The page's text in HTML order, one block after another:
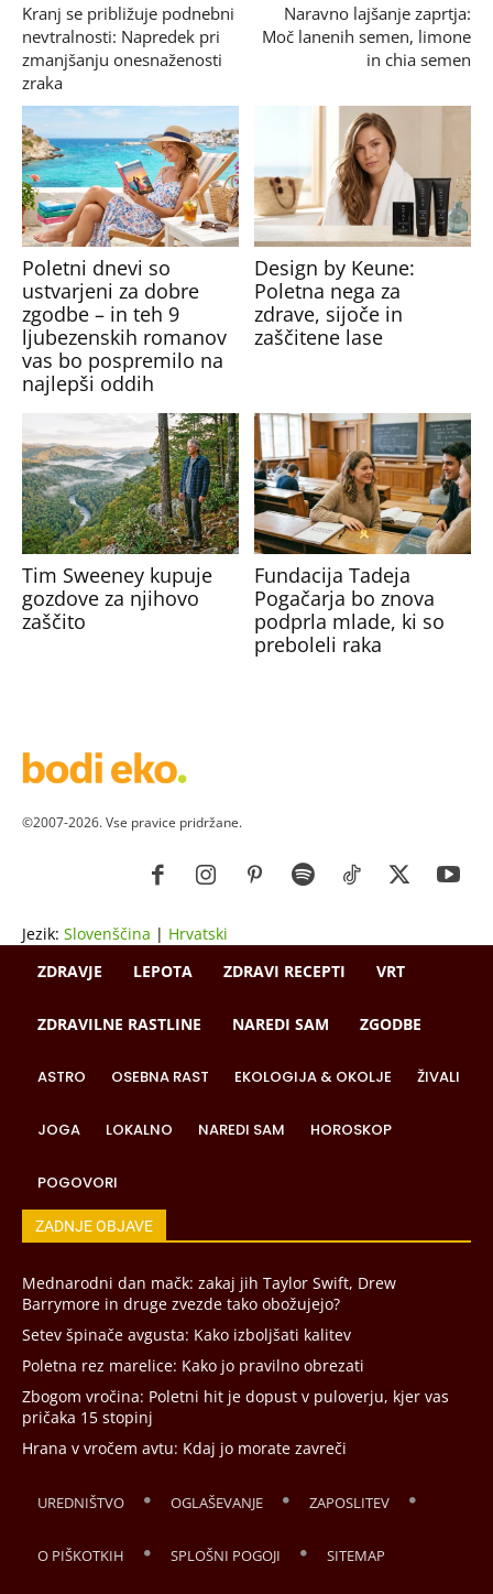
Kranj se približuje podnebni
nevtralnosti: Napredek pri
zmanjšanju onesnaženosti
zraka
Naravno lajšanje zaprtja:
Moč lanenih semen, limone
in chia semen
Poletni dnevi so
ustvarjeni za dobre
zgodbe – in teh 9
ljubezenskih romanov
vas bo pospremilo na
najlepši oddih
Design by Keune:
Poletna nega za
zdrave, sijoče in
zaščitene lase
Tim Sweeney kupuje
gozdove za njihovo
zaščito
Fundacija Tadeja
Pogačarja bo znova
podprla mlade, ki so
preboleli raka
©2007-2026. Vse pravice pridržane.
Jezik: Slovenščina | Hrvatski
ZDRAVJE
LEPOTA ZDRAVI RECEPTI VRT
ZDRAVILNE RASTLINE NAREDI SAM ZGODBE
ASTRO OSEBNA RAST EKOLOGIJA & OKOLJE ŽIVALI
JOGA LOKALNO NAREDI SAM HOROSKOP
POGOVORI
ZADNJE OBJAVE
Mednarodni dan mačk: zakaj jih Taylor Swift, Drew
Barrymore in druge zvezde tako obožujejo?
Setev špinače avgusta: Kako izboljšati kalitev
Poletna rez marelice: Kako jo pravilno obrezati
Zbogom vročina: Poletni hit je dopust v puloverju, kjer vas
pričaka 15 stopinj
Hrana v vročem avtu: Kdaj jo morate zavreči
UREDNIŠTVO OGLAŠEVANJE ZAPOSLITEV
O PIŠKOTKIH SPLOŠNI POGOJI SITEMAP